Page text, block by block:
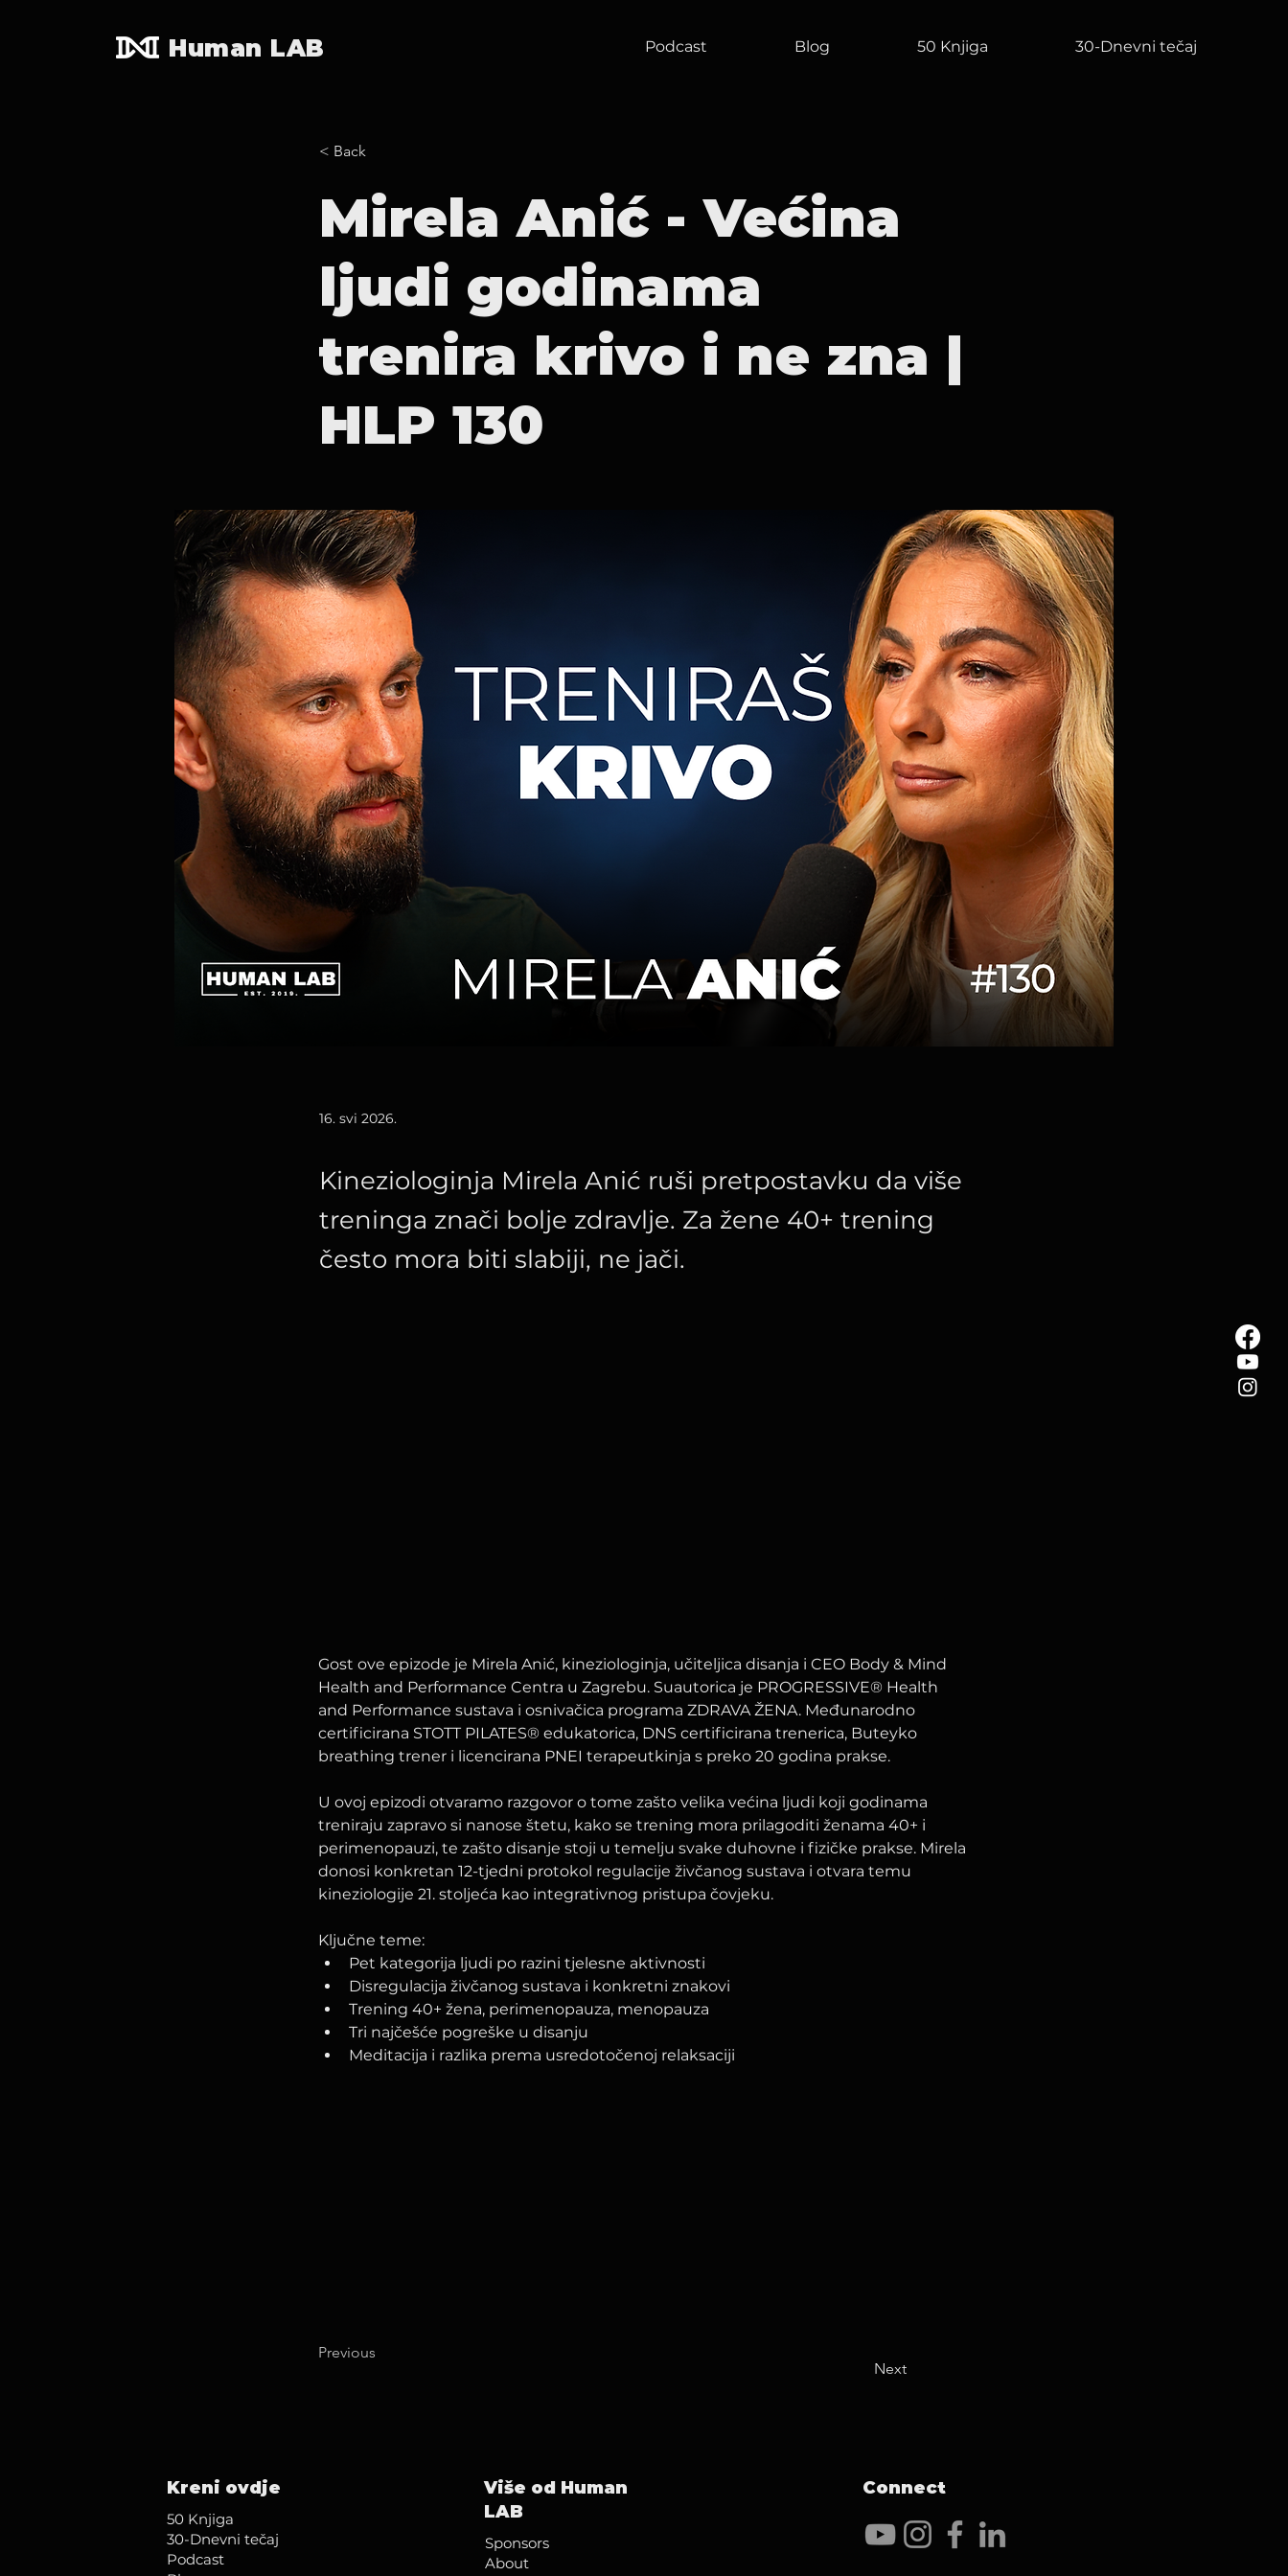
Human LAB Podcast Blog 50 Knjiga 30-Dnevni tečaj
< Back
Mirela Anić - Većina
ljudi godinama
trenira krivo i ne zna |
HLP 130
16. svi 2026.
Kineziologinja Mirela Anić ruši pretpostavku da više
treninga znači bolje zdravlje. Za žene 40+ trening
često mora biti slabiji, ne jači.
Gost ove epizode je Mirela Anić, kineziologinja, učiteljica disanja i CEO Body & Mind
Health and Performance Centra u Zagrebu. Suautorica je PROGRESSIVE® Health
and Performance sustava i osnivačica programa ZDRAVA ŽENA. Međunarodno
certificirana STOTT PILATES® edukatorica, DNS certificirana trenerica, Buteyko
breathing trener i licencirana PNEI terapeutkinja s preko 20 godina prakse.
U ovoj epizodi otvaramo razgovor o tome zašto velika većina ljudi koji godinama
treniraju zapravo si nanose štetu, kako se trening mora prilagoditi ženama 40+ i
perimenopauzi, te zašto disanje stoji u temelju svake duhovne i fizičke prakse. Mirela
donosi konkretan 12-tjedni protokol regulacije živčanog sustava i otvara temu
kineziologije 21. stoljeća kao integrativnog pristupa čovjeku.
Ključne teme:
Pet kategorija ljudi po razini tjelesne aktivnosti
Disregulacija živčanog sustava i konkretni znakovi
Trening 40+ žena, perimenopauza, menopauza
Tri najčešće pogreške u disanju
Meditacija i razlika prema usredotočenoj relaksaciji
Previous
Next
Kreni ovdje
50 Knjiga
30-Dnevni tečaj
Podcast
Više od Human
LAB
Sponsors
About
Connect